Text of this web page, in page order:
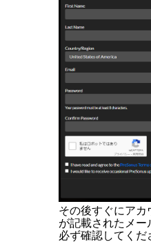
その後すぐにアカ
が記載されたメー
必ず確認してくだ